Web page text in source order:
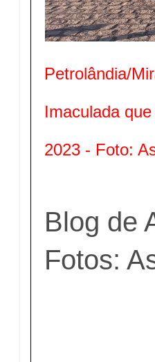
Petrolândia/
Imaculada
2023 - Foto:
Blog de
Fotos: